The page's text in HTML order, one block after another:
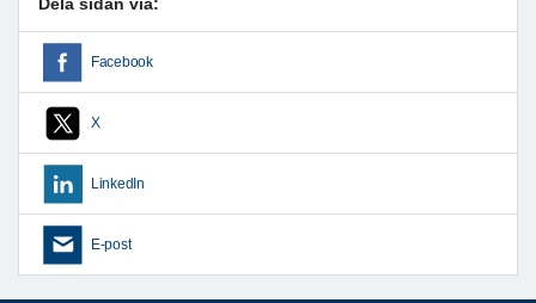
Facebook
X
LinkedIn
E-post